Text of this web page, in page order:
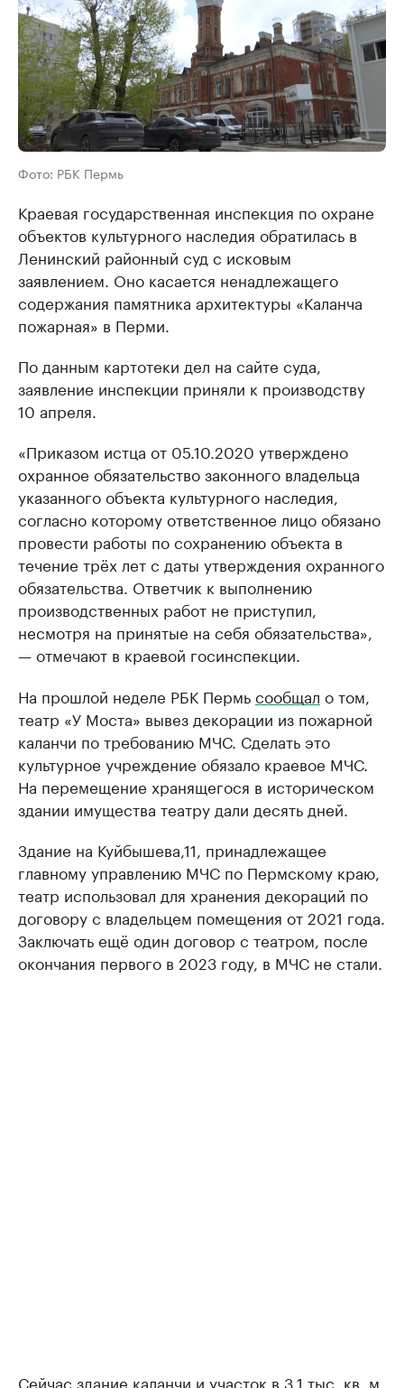
Фото: РБК Пермь
Краевая государственная инспекция по охране
объектов культурного наследия обратилась в
Ленинский районный суд с исковым
заявлением. Оно касается ненадлежащего
содержания памятника архитектуры «Каланча
пожарная» в Перми.
По данным картотеки дел на сайте суда,
заявление инспекции приняли к производству
10 апреля.
«Приказом истца от 05.10.2020 утверждено
охранное обязательство законного владельца
указанного объекта культурного наследия,
согласно которому ответственное лицо обязано
провести работы по сохранению объекта в
течение трёх лет с даты утверждения охранного
обязательства. Ответчик к выполнению
производственных работ не приступил,
несмотря на принятые на себя обязательства»,
— отмечают в краевой госинспекции.
На прошлой неделе РБК Пермьсообщал о том,
театр «У Моста» вывез декорации из пожарной
каланчи по требованию МЧС. Сделать это
культурное учреждение обязало краевое МЧС.
На перемещение хранящегося в историческом
здании имущества театру дали десять дней.
Здание на Куйбышева,11, принадлежащее
главному управлению МЧС по Пермскому краю,
театр использовал для хранения декораций по
договору с владельцем помещения от 2021 года.
Заключать ещё один договор с театром, после
окончания первого в 2023 году, в МЧС не стали.
Сейчас здание каланчи и участок в 3,1 тыс. кв. м